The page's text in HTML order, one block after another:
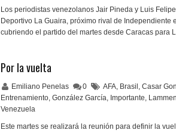
Los periodistas venezolanos Jair Pineda y Luis
Deportivo La Guaira, próximo rival de
cubriendo el partido del martes desde Caracas para
Por la vuelta
Emiliano Penelas 0 AFA, Brasil , Casar
Entrenamiento, González García, Importante,
Venezuela
Este martes se realizará la reunión para definir la